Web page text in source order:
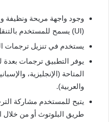
وجود واجهة مريحة ونظيفة
(UI) يسمح للمستخدم بالتنقل في التطبيق بسهولة.
يستخدم في تنزيل ترجمات
يوفر التطبيق ترجمات بعدة
المتاحة (الإنجليزية،
والعربية).
يتيح للمستخدم مشاركة
طريق البلوتوث أو من خلال